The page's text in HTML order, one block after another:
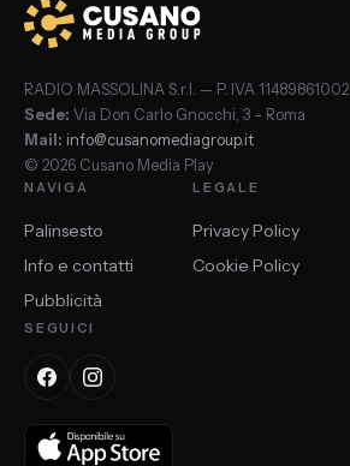
RADIO MASSOLINA S.r.l. — P. IVA 11489861002
Sede: Via Don Carlo Gnocchi, 3 – Roma
Mail: info@cusanomediagroup.it
© 2026 Cusano Media Play
NAVIGA
Palinsesto
Info e contatti
Pubblicità
LEGALE
Privacy Policy
Cookie Policy
SEGUICI